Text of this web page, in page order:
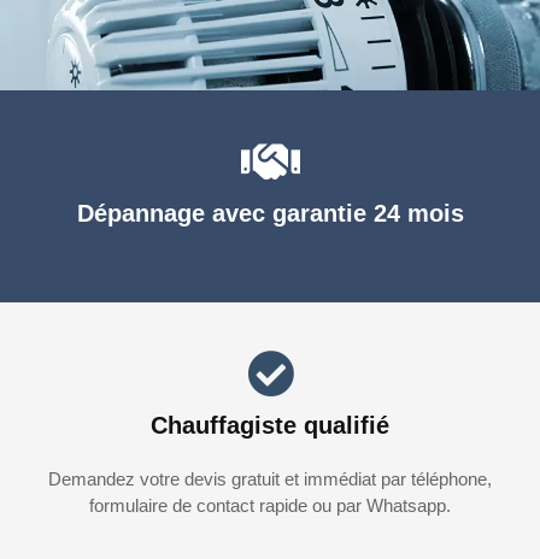
Dépannage avec garantie 24 mois
Chauffagiste qualifié
Demandez votre devis gratuit et immédiat par téléphone,
formulaire de contact rapide ou par Whatsapp.